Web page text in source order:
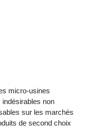
micro-usines
non
sur les marchés
de second choix